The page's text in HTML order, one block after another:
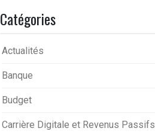
Catégories
Actualités
Banque
Budget
Carrière Digitale et Revenus Passifs